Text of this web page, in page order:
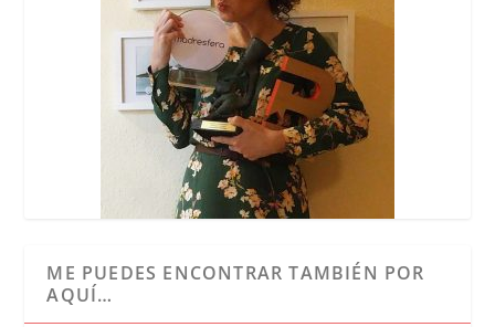
ME PUEDES ENCONTRAR TAMBIÉN POR
AQUÍ…